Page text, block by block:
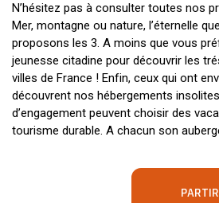
N’hésitez pas à consulter toutes nos
Mer, montagne ou nature, l’éternelle
proposons les 3. A moins que vous
jeunesse citadine pour découvrir les
villes de France ! Enfin, ceux qui ont
découvrent nos hébergements
d’engagement peuvent choisir des
tourisme durable. A chacun son